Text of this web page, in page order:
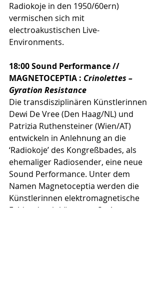
Radiokoje in den 1950/60ern)
vermischen sich mit
electroakustischen Live-
Environments.
18:00 Sound Performance //
MAGNETOCEPTIA : Crinolettes –
Gyration Resistance
Die transdisziplinären Künstlerinnen
Dewi De Vree (Den Haag/NL) und
Patrizia Ruthensteiner (Wien/AT)
entwickeln in Anlehnung an die
‘Radiokoje’ des Kongreßbades, als
ehemaliger Radiosender, eine neue
Sound Performance. Unter dem
Namen Magnetoceptia werden die
Künstlerinnen elektromagnetische
Felder durch körpergroße Antennen